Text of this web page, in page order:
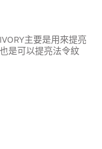
主要是用來提亮
是可以提亮法令紋